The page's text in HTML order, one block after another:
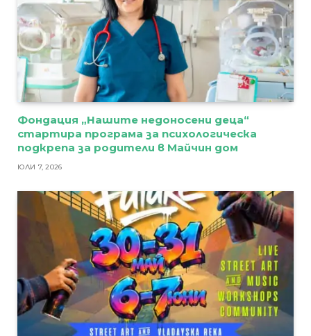
Фондация „Нашите недоносени деца“
стартира програма за психологическа
подкрепа за родители в Майчин дом
ЮЛИ 7, 2026